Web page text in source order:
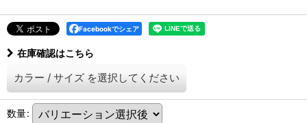
Facebookでシェア
在庫確認はこちら
カラー / サイズ を選択してください
数量: